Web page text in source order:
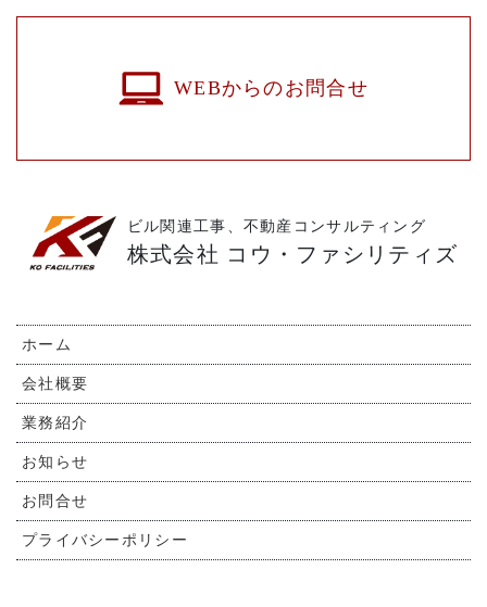
WEBからのお問合せ
ビル関連工事、不動産コンサルティング
株式会社 コウ・ファシリティズ
ホーム
会社概要
業務紹介
お知らせ
お問合せ
プライバシーポリシー